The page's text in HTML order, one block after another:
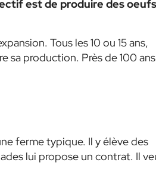
est de produire des
Tous les 10 ou 15 ans,
sa production. Près de 100 ans
ferme typique. Il y élève des
lui propose un contrat. Il